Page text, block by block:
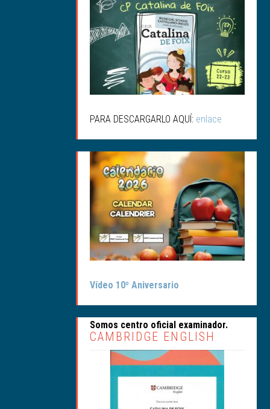
ANIVERSARIO
PARA DESCARGARLO AQUÍ: enlace
CALENDARIO SALUDABLE
Vídeo 10º Aniversario
CAMBRIDGE ENGLISH
Somos centro oficial examinador.